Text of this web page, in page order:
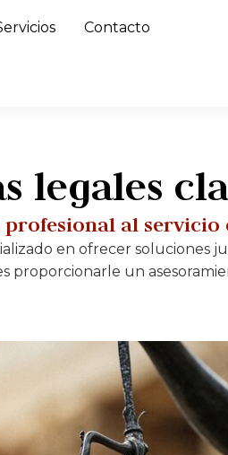
Contacto
legales
profesional al
en ofrecer soluciones
proporcionarle un